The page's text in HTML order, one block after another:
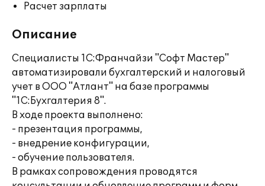
Расчет зарплаты
Описание
Специалисты 1С:Франчайзи "Софт Мастер"
автоматизировали бухгалтерский и налоговый
учет в ООО "Атлант" на базе программы
"1C:Бухгалтерия 8".
В ходе проекта выполнено:
- презентация программы,
- внедрение конфигурации,
- обучение пользователя.
В рамках сопровождения проводятся